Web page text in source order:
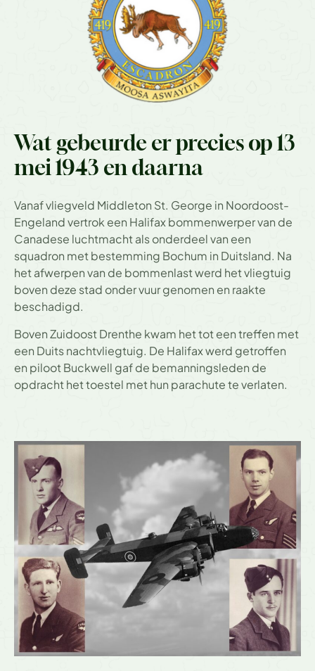
Wat gebeurde er precies op 13
mei 1943 en daarna
Vanaf vliegveld Middleton St. George in Noordoost-
Engeland vertrok een Halifax bommenwerper van de
Canadese luchtmacht als onderdeel van een
squadron met bestemming Bochum in Duitsland. Na
het afwerpen van de bommenlast werd het vliegtuig
boven deze stad onder vuur genomen en raakte
beschadigd.
Boven Zuidoost Drenthe kwam het tot een treffen met
een Duits nachtvliegtuig. De Halifax werd getroffen
en piloot Buckwell gaf de bemanningsleden de
opdracht het toestel met hun parachute te verlaten.